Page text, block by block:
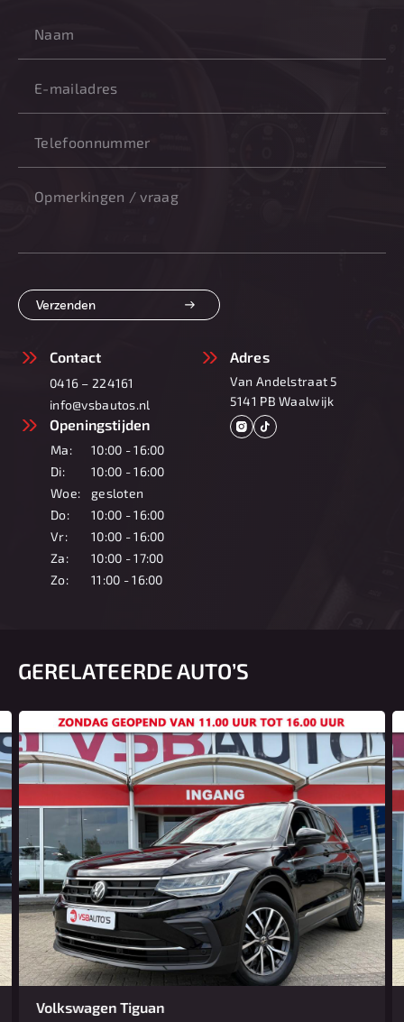
Verzenden
Contact
0416 – 224161
info@vsbautos.nl
Adres
Van Andelstraat 5
5141 PB Waalwijk
Openingstijden
Ma:
10:00 - 16:00
Di:
10:00 - 16:00
Woe:
gesloten
Do:
10:00 - 16:00
Vr:
10:00 - 16:00
Za:
10:00 - 17:00
Zo:
11:00 - 16:00
GERELATEERDE AUTO’S
Volkswagen Tiguan